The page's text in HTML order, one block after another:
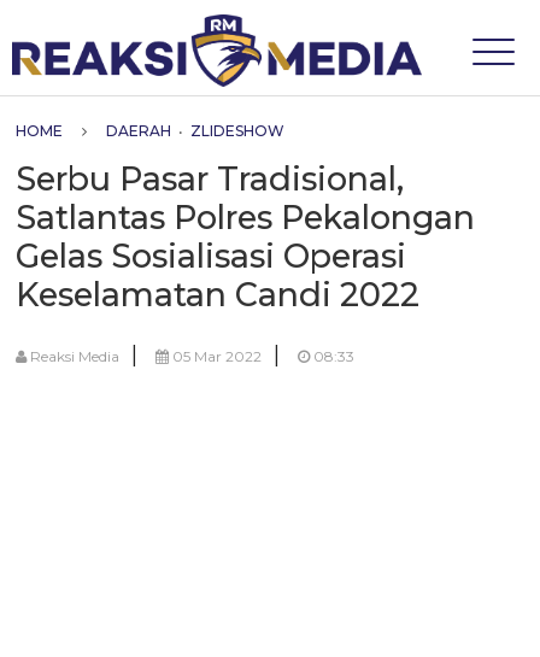
HOME DAERAH • ZLIDESHOW
Serbu Pasar Tradisional,
Satlantas Polres Pekalongan
Gelas Sosialisasi Operasi
Keselamatan Candi 2022
Reaksi Media | 05 Mar 2022 | 08:33